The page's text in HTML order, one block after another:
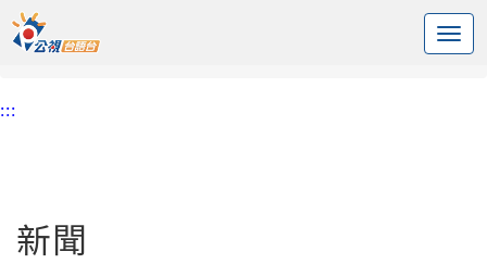
中央內容區塊
頭頁
:::
新聞